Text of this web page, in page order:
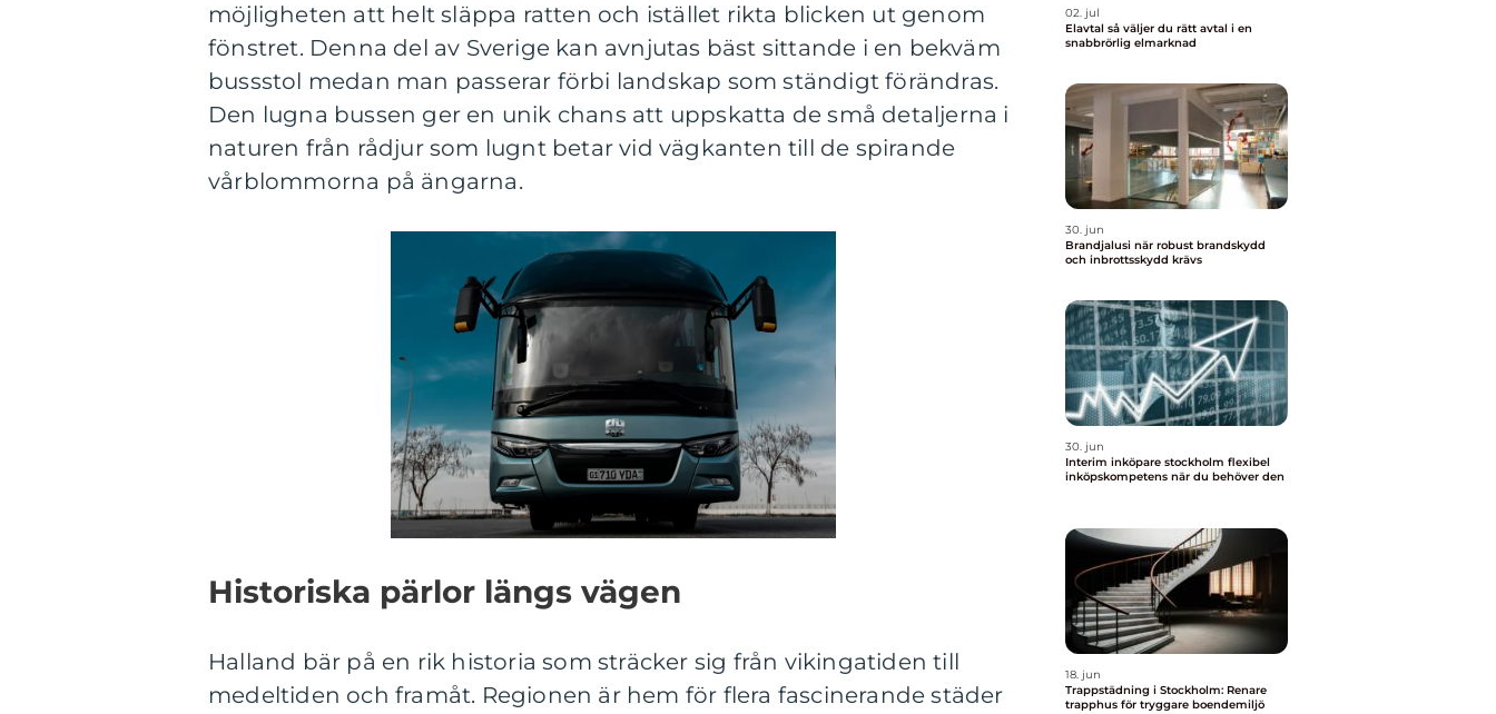
möjligheten att helt släppa ratten och istället rikta blicken ut genom
fönstret. Denna del av Sverige kan avnjutas bäst sittande i en bekväm
bussstol medan man passerar förbi landskap som ständigt förändras.
Den lugna bussen ger en unik chans att uppskatta de små detaljerna i
naturen från rådjur som lugnt betar vid vägkanten till de spirande
vårblommorna på ängarna.
Historiska pärlor längs vägen
Halland bär på en rik historia som sträcker sig från vikingatiden till
medeltiden och framåt. Regionen är hem för flera fascinerande städer
02. jul
Elavtal så väljer du rätt avtal i en
snabbrörlig elmarknad
30. jun
Brandjalusi när robust brandskydd
och inbrottsskydd krävs
30. jun
Interim inköpare stockholm flexibel
inköpskompetens när du behöver den
18. jun
Trappstädning i Stockholm: Renare
trapphus för tryggare boendemiljö